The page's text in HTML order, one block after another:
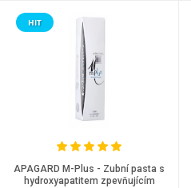
APAGARD M-Plus - Zubní pasta s
hydroxyapatitem zpevňujícím
HIT